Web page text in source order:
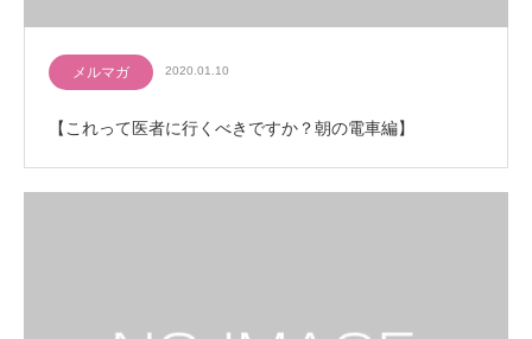
メルマガ 2020.01.10
【これって医者に行くべきですか？朝の電車編】